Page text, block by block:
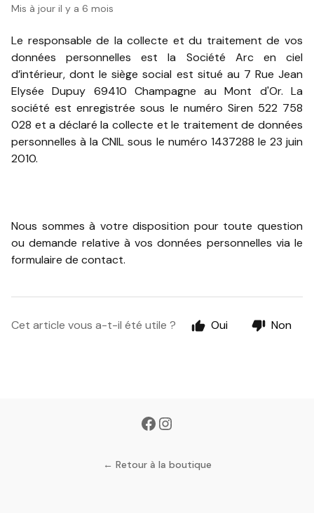
Mis à jour il y a 6 mois
Le responsable de la collecte et du traitement de vos
données personnelles est la Société Arc en ciel
d’intérieur, dont le siège social est situé au 7 Rue Jean
Elysée Dupuy 69410 Champagne au Mont d'Or. La
société est enregistrée sous le numéro Siren 522 758
028 et a déclaré la collecte et le traitement de données
personnelles à la CNIL sous le numéro 1437288 le 23 juin
2010.
Nous sommes à votre disposition pour toute question
ou demande relative à vos données personnelles via le
formulaire de contact.
Cet article vous a-t-il été utile ? Oui Non
← Retour à la boutique